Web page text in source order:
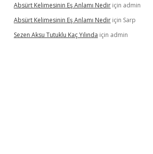
Absürt Kelimesinin Eş Anlamı Nedir için admin
Absürt Kelimesinin Eş Anlamı Nedir için Sarp
Sezen Aksu Tutuklu Kaç Yılında için admin